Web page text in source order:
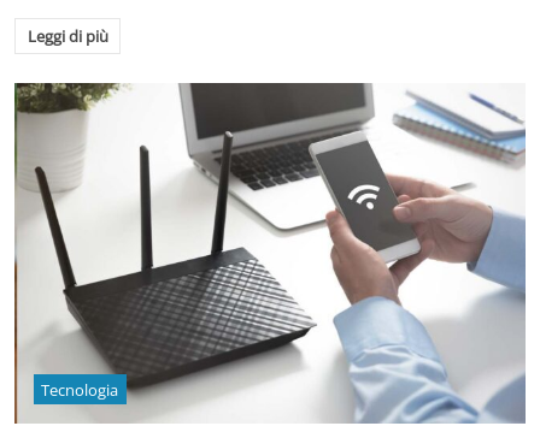
Leggi di più
Tecnologia